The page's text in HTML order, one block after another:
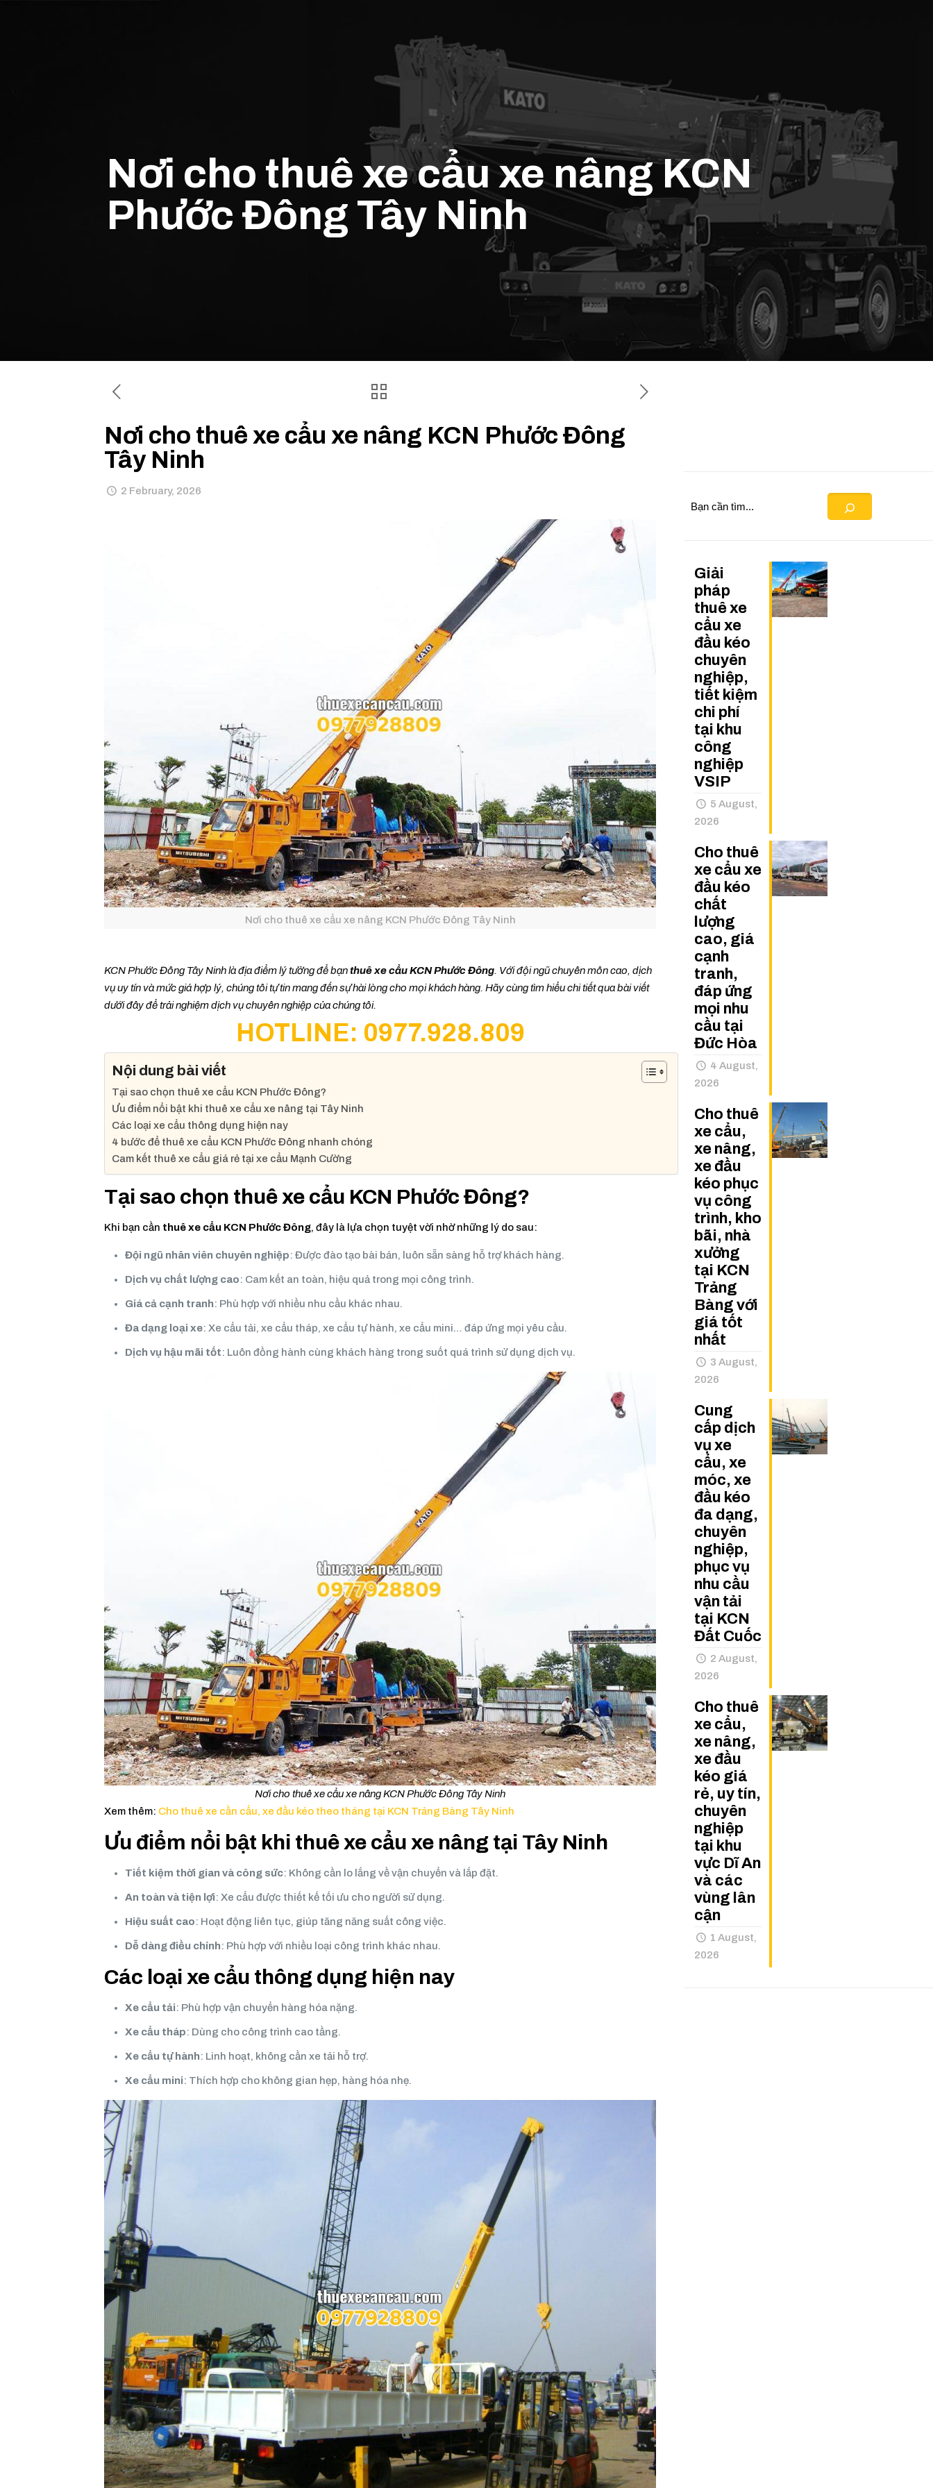
Nơi cho thuê xe cẩu xe nâng KCN
Phước Đông Tây Ninh
Nơi cho thuê xe cẩu xe nâng KCN Phước Đông
Tây Ninh
2 February, 2026
Nơi cho thuê xe cẩu xe nâng KCN Phước Đông Tây Ninh
KCN Phước Đông Tây Ninh là địa điểm lý tưởng để bạnthuê xe cẩu KCN Phước Đông. Với đội ngũ chuyên môn cao, dịch
vụ uy tín và mức giá hợp lý, chúng tôi tự tin mang đến sự hài lòng cho mọi khách hàng. Hãy cùng tìm hiểu chi tiết qua bài viết
dưới đây để trải nghiệm dịch vụ chuyên nghiệp của chúng tôi.
HOTLINE: 0977.928.809
Nội dung bài viết
Tại sao chọn thuê xe cẩu KCN Phước Đông?
Ưu điểm nổi bật khi thuê xe cẩu xe nâng tại Tây Ninh
Các loại xe cẩu thông dụng hiện nay
4 bước để thuê xe cẩu KCN Phước Đông nhanh chóng
Cam kết thuê xe cẩu giá rẻ tại xe cẩu Mạnh Cường
Tại sao chọn thuê xe cẩu KCN Phước Đông?
Khi bạn cần thuê xe cẩu KCN Phước Đông, đây là lựa chọn tuyệt vời nhờ những lý do sau:
Đội ngũ nhân viên chuyên nghiệp: Được đào tạo bài bản, luôn sẵn sàng hỗ trợ khách hàng.
Dịch vụ chất lượng cao: Cam kết an toàn, hiệu quả trong mọi công trình.
Giá cả cạnh tranh: Phù hợp với nhiều nhu cầu khác nhau.
Đa dạng loại xe: Xe cẩu tải, xe cẩu tháp, xe cẩu tự hành, xe cẩu mini… đáp ứng mọi yêu cầu.
Dịch vụ hậu mãi tốt: Luôn đồng hành cùng khách hàng trong suốt quá trình sử dụng dịch vụ.
Nơi cho thuê xe cẩu xe nâng KCN Phước Đông Tây Ninh
Xem thêm: Cho thuê xe cần cẩu, xe đầu kéo theo tháng tại KCN Trảng Bàng Tây Ninh
Ưu điểm nổi bật khi thuê xe cẩu xe nâng tại Tây Ninh
Tiết kiệm thời gian và công sức: Không cần lo lắng về vận chuyển và lắp đặt.
An toàn và tiện lợi: Xe cẩu được thiết kế tối ưu cho người sử dụng.
Hiệu suất cao: Hoạt động liên tục, giúp tăng năng suất công việc.
Dễ dàng điều chỉnh: Phù hợp với nhiều loại công trình khác nhau.
Các loại xe cẩu thông dụng hiện nay
Xe cẩu tải: Phù hợp vận chuyển hàng hóa nặng.
Xe cẩu tháp: Dùng cho công trình cao tầng.
Xe cẩu tự hành: Linh hoạt, không cần xe tải hỗ trợ.
Xe cẩu mini: Thích hợp cho không gian hẹp, hàng hóa nhẹ.
Search
Giải
pháp
thuê xe
cẩu xe
đầu kéo
chuyên
nghiệp,
tiết kiệm
chi phí
tại khu
công
nghiệp
VSIP
5 August,
2026
Cho thuê
xe cẩu xe
đầu kéo
chất
lượng
cao, giá
cạnh
tranh,
đáp ứng
mọi nhu
cầu tại
Đức Hòa
4 August,
2026
Cho thuê
xe cẩu,
xe nâng,
xe đầu
kéo phục
vụ công
trình, kho
bãi, nhà
xưởng
tại KCN
Trảng
Bàng với
giá tốt
nhất
3 August,
2026
Cung
cấp dịch
vụ xe
cẩu, xe
móc, xe
đầu kéo
đa dạng,
chuyên
nghiệp,
phục vụ
nhu cầu
vận tải
tại KCN
Đất Cuốc
2 August,
2026
Cho thuê
xe cẩu,
xe nâng,
xe đầu
kéo giá
rẻ, uy tín,
chuyên
nghiệp
tại khu
vực Dĩ An
và các
vùng lân
cận
1 August,
2026